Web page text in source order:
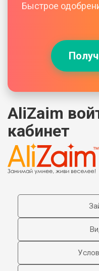
Быстрое
AliZaim
кабинет